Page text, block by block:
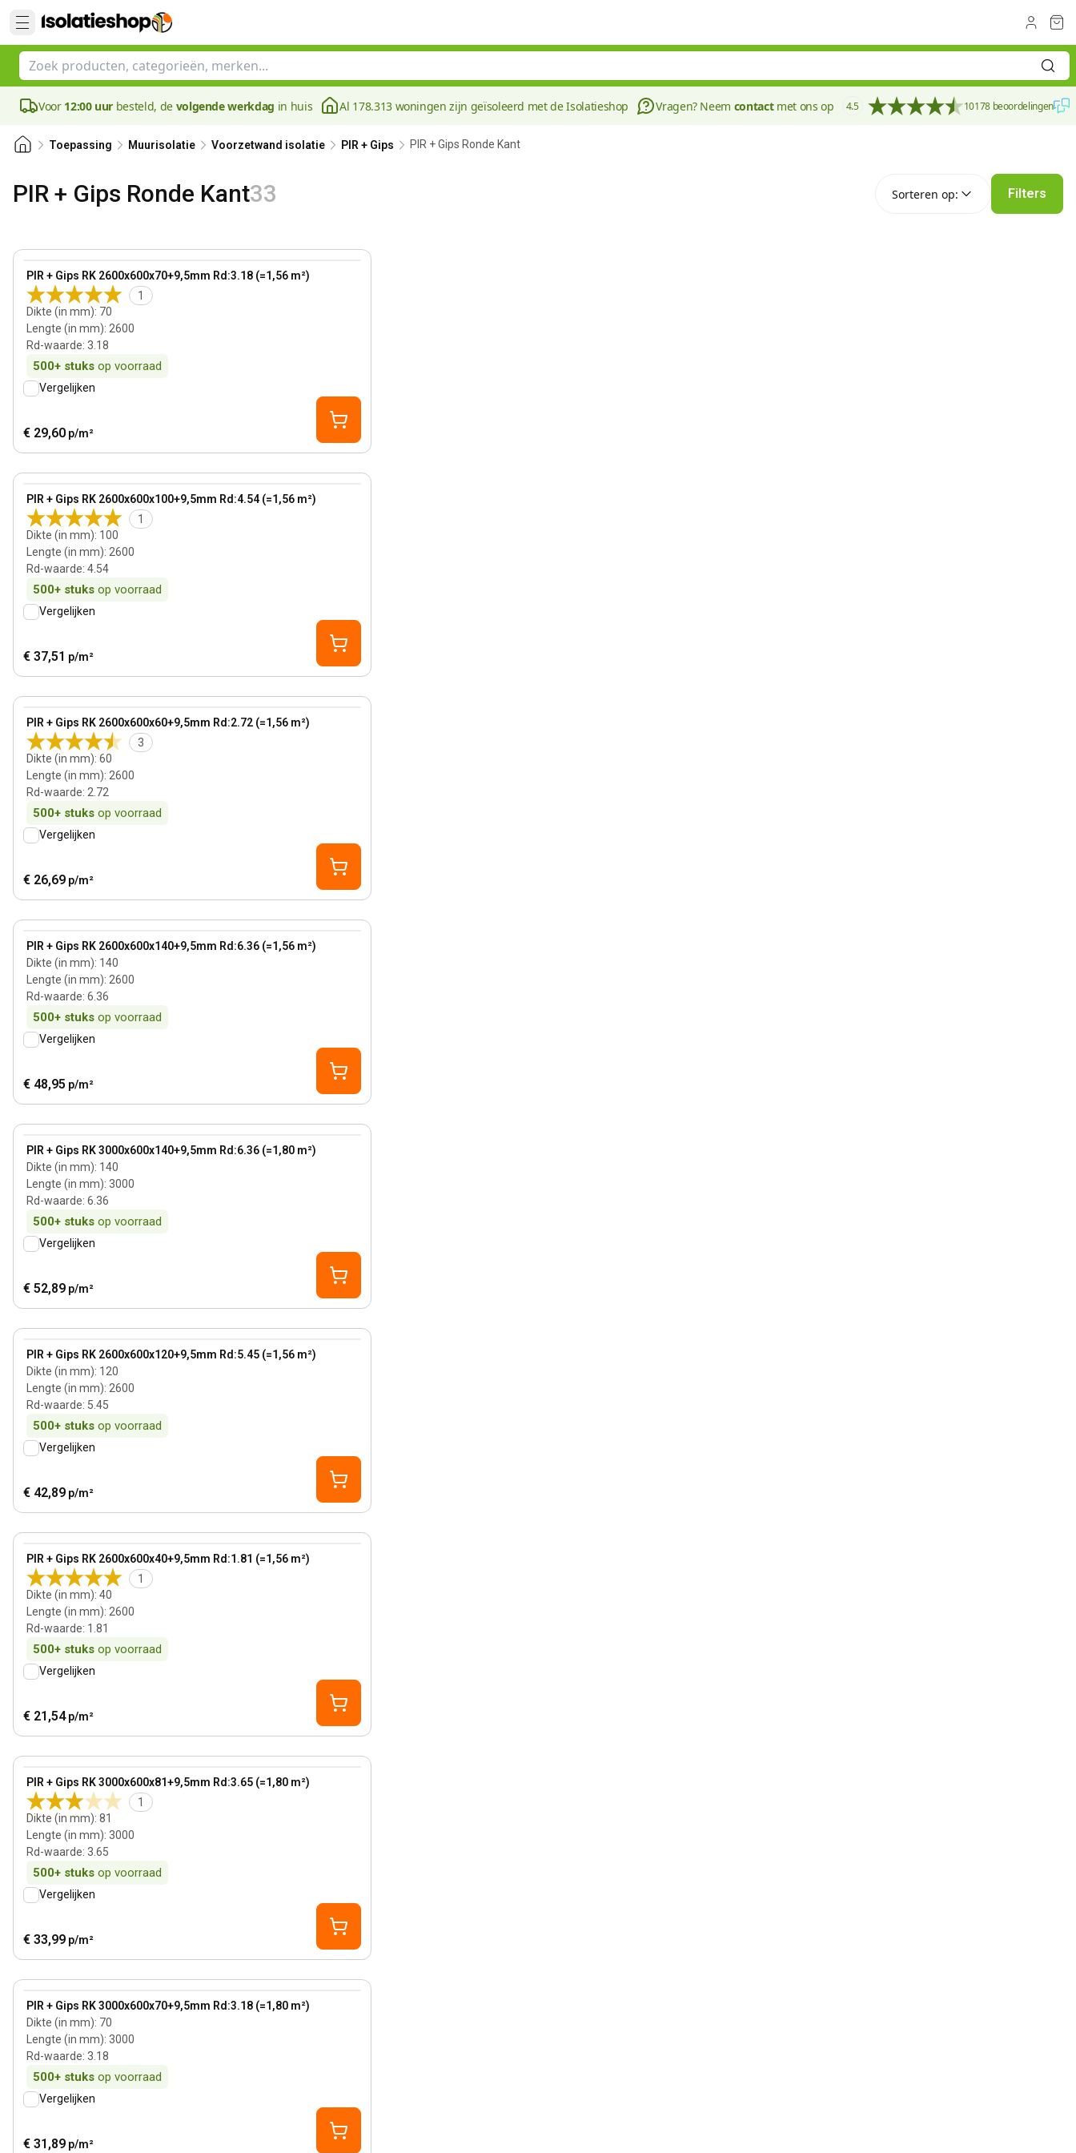
Voor 12:00 uur besteld, de volgende werkdag in huis Al 178.313 woningen zijn geïsoleerd met de Isolatieshop Vragen? Neem contactmet ons op 4.5 10178 beoordelingen
Toepassing Muurisolatie Voorzetwand isolatie PIR + Gips PIR + Gips Ronde Kant
PIR + Gips Ronde Kant33 Sorteren op: Filters
PIR + Gips RK 2600x600x70+9,5mm Rd:3.18 (=1,56 m²)
1
Dikte (in mm): 70
Lengte (in mm): 2600
Rd-waarde: 3.18
500+ stuks op voorraad
View product
Vergelijken
€ 29,60 p/m²
PIR + Gips RK 2600x600x100+9,5mm Rd:4.54 (=1,56 m²)
1
Dikte (in mm): 100
Lengte (in mm): 2600
Rd-waarde: 4.54
500+ stuks op voorraad
View product
Vergelijken
€ 37,51 p/m²
PIR + Gips RK 2600x600x60+9,5mm Rd:2.72 (=1,56 m²)
3
Dikte (in mm): 60
Lengte (in mm): 2600
Rd-waarde: 2.72
500+ stuks op voorraad
View product
Vergelijken
€ 26,69 p/m²
PIR + Gips RK 2600x600x140+9,5mm Rd:6.36 (=1,56 m²)
Dikte (in mm): 140
Lengte (in mm): 2600
Rd-waarde: 6.36
500+ stuks op voorraad
View product
Vergelijken
€ 48,95 p/m²
PIR + Gips RK 3000x600x140+9,5mm Rd:6.36 (=1,80 m²)
Dikte (in mm): 140
Lengte (in mm): 3000
Rd-waarde: 6.36
500+ stuks op voorraad
View product
Vergelijken
€ 52,89 p/m²
PIR + Gips RK 2600x600x120+9,5mm Rd:5.45 (=1,56 m²)
Dikte (in mm): 120
Lengte (in mm): 2600
Rd-waarde: 5.45
500+ stuks op voorraad
View product
Vergelijken
€ 42,89 p/m²
PIR + Gips RK 2600x600x40+9,5mm Rd:1.81 (=1,56 m²)
1
Dikte (in mm): 40
Lengte (in mm): 2600
Rd-waarde: 1.81
500+ stuks op voorraad
View product
Vergelijken
€ 21,54 p/m²
PIR + Gips RK 3000x600x81+9,5mm Rd:3.65 (=1,80 m²)
1
Dikte (in mm): 81
Lengte (in mm): 3000
Rd-waarde: 3.65
500+ stuks op voorraad
View product
Vergelijken
€ 33,99 p/m²
PIR + Gips RK 3000x600x70+9,5mm Rd:3.18 (=1,80 m²)
Dikte (in mm): 70
Lengte (in mm): 3000
Rd-waarde: 3.18
500+ stuks op voorraad
View product
Vergelijken
€ 31,89 p/m²